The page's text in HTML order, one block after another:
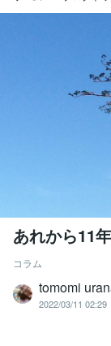
あれから11年
コラム
tomomi
2022/03/11 02:29